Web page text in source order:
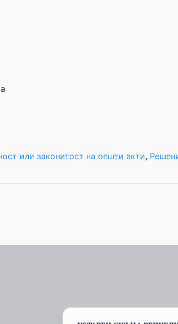
или законитост на општи акти,